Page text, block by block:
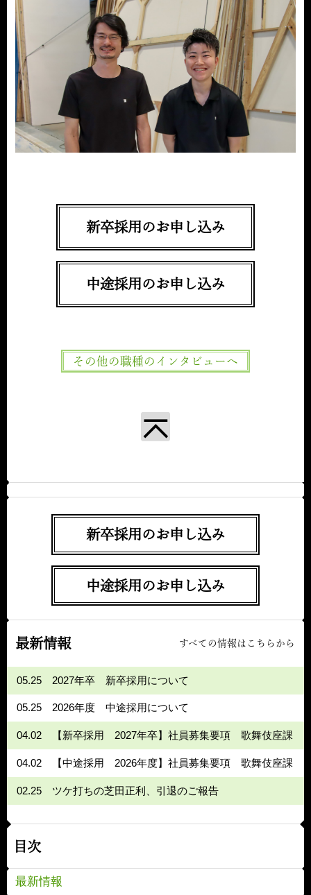
新卒採用のお申し込み
中途採用のお申し込み
その他の職種のインタビューへ
新卒採用のお申し込み
中途採用のお申し込み
最新情報 すべての情報はこちらから
05.25 2027年卒 新卒採用について
05.25 2026年度 中途採用について
04.02 【新卒採用 2027年卒】社員募集要項 歌舞伎座課
04.02 【中途採用 2026年度】社員募集要項 歌舞伎座課
02.25 ツケ打ちの芝田正利、引退のご報告
目次
最新情報